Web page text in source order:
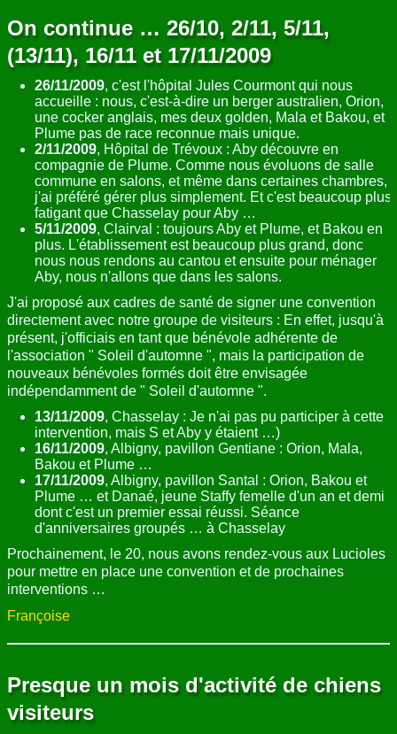
On continue … 26/10, 2/11, 5/11,
(13/11), 16/11 et 17/11/2009
26/11/2009, c'est l'hôpital Jules Courmont qui nous
accueille : nous, c'est-à-dire un berger australien, Orion,
une cocker anglais, mes deux golden, Mala et Bakou, et
Plume pas de race reconnue mais unique.
2/11/2009, Hôpital de Trévoux : Aby découvre en
compagnie de Plume. Comme nous évoluons de salle
commune en salons, et même dans certaines chambres,
j'ai préféré gérer plus simplement. Et c'est beaucoup plus
fatigant que Chasselay pour Aby …
5/11/2009, Clairval : toujours Aby et Plume, et Bakou en
plus. L'établissement est beaucoup plus grand, donc
nous nous rendons au cantou et ensuite pour ménager
Aby, nous n'allons que dans les salons.
J'ai proposé aux cadres de santé de signer une convention
directement avec notre groupe de visiteurs : En effet, jusqu'à
présent, j'officiais en tant que bénévole adhérente de
l'association " Soleil d'automne ", mais la participation de
nouveaux bénévoles formés doit être envisagée
indépendamment de " Soleil d'automne ".
13/11/2009, Chasselay : Je n'ai pas pu participer à cette
intervention, mais S et Aby y étaient …)
16/11/2009, Albigny, pavillon Gentiane : Orion, Mala,
Bakou et Plume …
17/11/2009, Albigny, pavillon Santal : Orion, Bakou et
Plume … et Danaé, jeune Staffy femelle d'un an et demi
dont c'est un premier essai réussi. Séance
d'anniversaires groupés … à Chasselay
Prochainement, le 20, nous avons rendez-vous aux Lucioles
pour mettre en place une convention et de prochaines
interventions …
Françoise
Presque un mois d'activité de chiens
visiteurs